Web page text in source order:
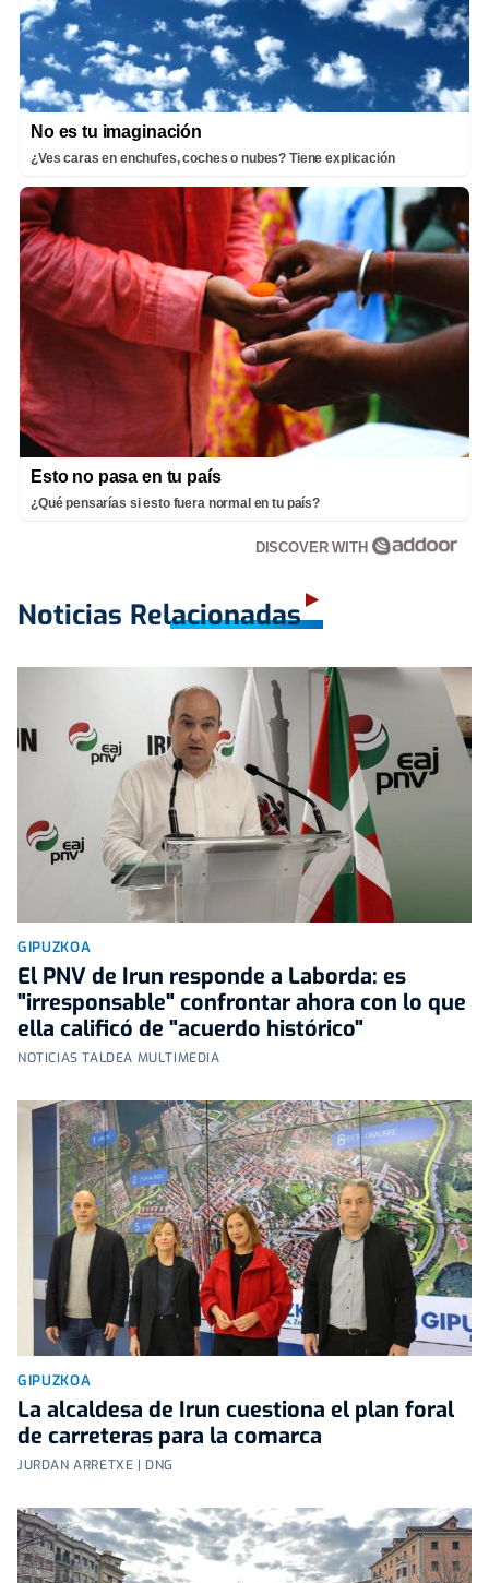
No es tu imaginación
¿Ves caras en enchufes, coches o nubes? Tiene explicación
Esto no pasa en tu país
¿Qué pensarías si esto fuera normal en tu país?
DISCOVER WITH
Noticias Relacionadas
GIPUZKOA
El PNV de Irun responde a Laborda: es
"irresponsable" confrontar ahora con lo que
ella calificó de "acuerdo histórico"
NOTICIAS TALDEA MULTIMEDIA
GIPUZKOA
La alcaldesa de Irun cuestiona el plan foral
de carreteras para la comarca
JURDAN ARRETXE | DNG